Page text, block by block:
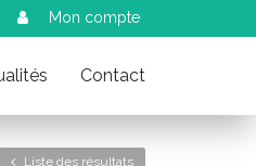
Mon compte
Contact
Liste des résultats